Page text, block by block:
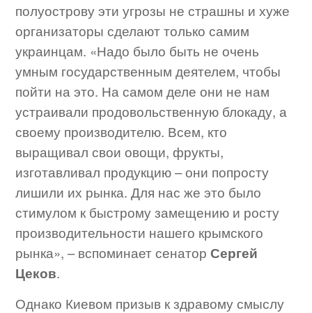
полуострову эти угрозы не страшны и хуже
организаторы сделают только самим
украинцам. «Надо было быть не очень
умным государственным деятелем, чтобы
пойти на это. На самом деле они не нам
устраивали продовольственную блокаду, а
своему производителю. Всем, кто
выращивал свои овощи, фрукты,
изготавливал продукцию – они попросту
лишили их рынка. Для нас же это было
стимулом к быстрому замещению и росту
производительности нашего крымского
рынка», – вспоминает сенаторСергей
Цеков.
Однако Киевом призыв к здравому смыслу